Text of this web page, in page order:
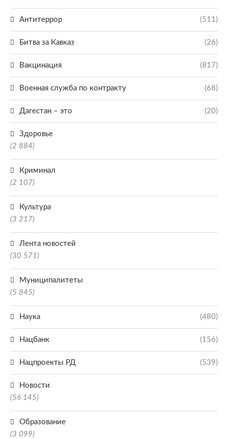
Антитеррор (511)
Битва за Кавказ (26)
Вакцинация (817)
Военная служба по контракту (68)
Дагестан – это (20)
Здоровье
(2 884)
Криминал
(2 107)
Культура
(3 217)
Лента новостей
(30 571)
Муниципалитеты
(5 845)
Наука (480)
Нацбанк (156)
Нацпроекты РД (539)
Новости
(56 145)
Образование
(3 099)